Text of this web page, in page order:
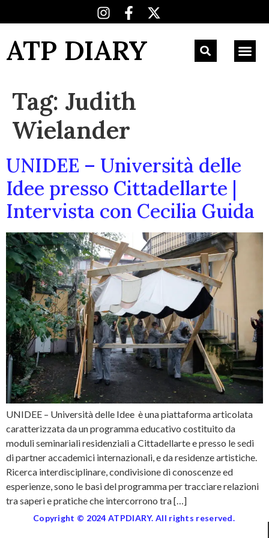
ATP DIARY
Tag: Judith
Wielander
UNIDEE – Università delle
Idee presso Cittadellarte |
Intervista con Cecilia Guida
UNIDEE – Università delle Idee è una piattaforma articolata
caratterizzata da un programma educativo costituito da
moduli seminariali residenziali a Cittadellarte e presso le sedi
di partner accademici internazionali, e da residenze artistiche.
Ricerca interdisciplinare, condivisione di conoscenze ed
esperienze, sono le basi del programma per tracciare relazioni
tra saperi e pratiche che intercorrono tra […]
Copyright © 2024 ATPDIARY. All rights reserved.